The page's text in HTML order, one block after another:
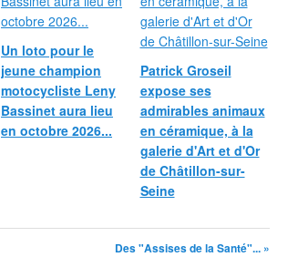
Un loto pour le
jeune champion
motocycliste Leny
Bassinet aura lieu
en octobre 2026...
Patrick Groseil
expose ses
admirables animaux
en céramique, à la
galerie d'Art et d'Or
de Châtillon-sur-
Seine
Des "Assises de la Santé"... »